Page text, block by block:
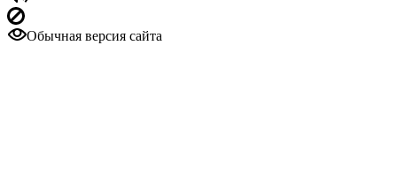
Обычная версия сайта